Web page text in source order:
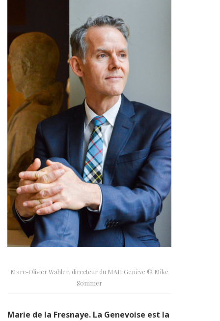
Marc-Olivier Wahler, directeur du MAH Genève © Mike
Sommer
Marie de la Fresnaye. La Genevoise est la